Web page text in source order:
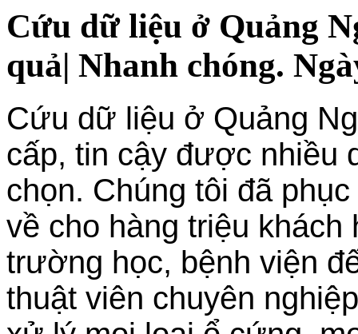
Cứu dữ liệu ở Quảng
quả| Nhanh chóng.
Cứu dữ liệu ở Quảng
cấp, tin cậy được nhiều
chọn. Chúng tôi đã
về cho hàng triệu khách
trường học, bệnh viện
thuật viên chuyên